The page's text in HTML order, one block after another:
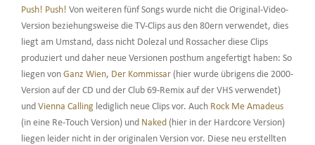
Push! Push! Von weiteren fünf Songs wurde nicht die Original-Video-
Version beziehungsweise die TV-Clips aus den 80ern verwendet, dies
liegt am Umstand, dass nicht Dolezal und Rossacher diese Clips
produziert und daher neue Versionen posthum angefertigt haben: So
liegen von Ganz Wien, Der Kommissar(hier wurde übrigens die 2000-
Version auf der CD und der Club 69-Remix auf der VHS verwendet)
und Vienna Callinglediglich neue Clips vor. Auch Rock Me Amadeus
(in eine Re-Touch Version) und Naked (hier in der Hardcore Version)
liegen leider nicht in der originalen Version vor. Diese neu erstellten